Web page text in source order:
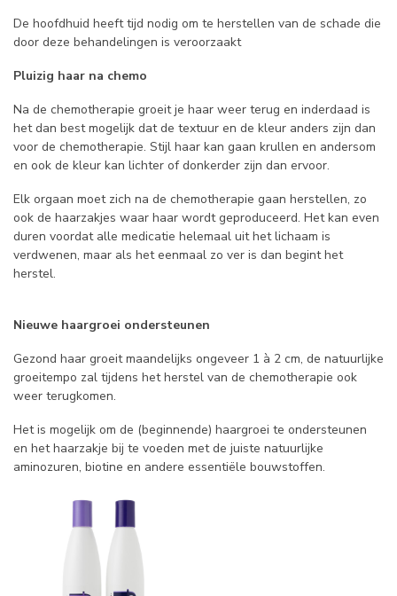
De hoofdhuid heeft tijd nodig om te herstellen van de schade die
door deze behandelingen is veroorzaakt
Pluizig haar na chemo
Na de chemotherapie groeit je haar weer terug en inderdaad is
het dan best mogelijk dat de textuur en de kleur anders zijn dan
voor de chemotherapie. Stijl haar kan gaan krullen en andersom
en ook de kleur kan lichter of donkerder zijn dan ervoor.
Elk orgaan moet zich na de chemotherapie gaan herstellen, zo
ook de haarzakjes waar haar wordt geproduceerd. Het kan even
duren voordat alle medicatie helemaal uit het lichaam is
verdwenen, maar als het eenmaal zo ver is dan begint het
herstel.
Nieuwe haargroei ondersteunen
Gezond haar groeit maandelijks ongeveer 1 à 2 cm, de natuurlijke
groeitempo zal tijdens het herstel van de chemotherapie ook
weer terugkomen.
Het is mogelijk om de (beginnende) haargroei te ondersteunen
en het haarzakje bij te voeden met de juiste natuurlijke
aminozuren, biotine en andere essentiële bouwstoffen.